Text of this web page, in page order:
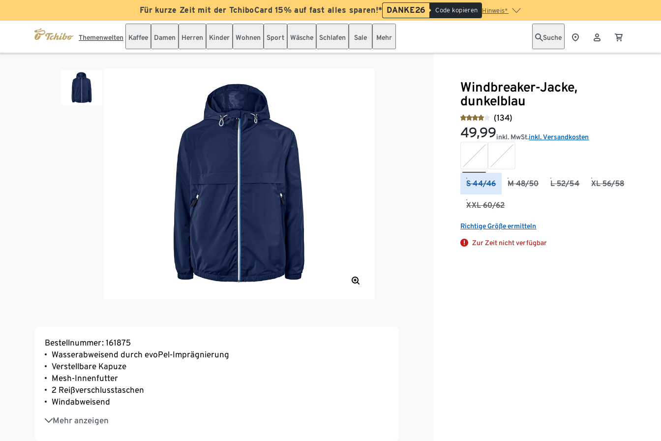
Für kurze Zeit mit der TchiboCard 15% auf fast alles sparen!* DANKE26 Code kopieren Hinweis*
Themenwelten Kaffee Damen Herren Kinder Wohnen Sport Wäsche Schlafen Sale Mehr Suche
Windbreaker-Jacke,
dunkelblau
(134)
49,99inkl. MwSt.inkl. Versandkosten
S 44/46 M 48/50 L 52/54 XL 56/58
XXL 60/62
Richtige Größe ermitteln
Zur Zeit nicht verfügbar
Bestellnummer: 161875
Wasserabweisend durch evoPel-Imprägnierung
Verstellbare Kapuze
Mesh-Innenfutter
2 Reißverschlusstaschen
Windabweisend
Mehr anzeigen
Zusammengefaltet einfach und platzsparend verstaubar
Schnelltrocknend